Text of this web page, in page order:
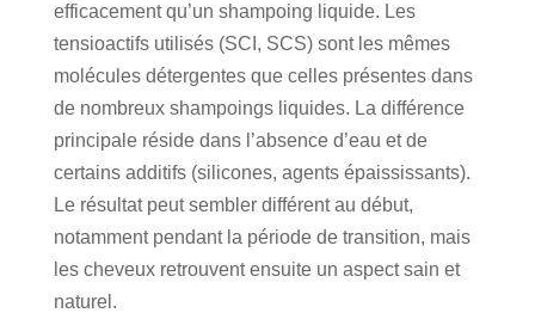
efficacement qu’un shampoing liquide. Les
tensioactifs utilisés (SCI, SCS) sont les mêmes
molécules détergentes que celles présentes dans
de nombreux shampoings liquides. La différence
principale réside dans l’absence d’eau et de
certains additifs (silicones, agents épaississants).
Le résultat peut sembler différent au début,
notamment pendant la période de transition, mais
les cheveux retrouvent ensuite un aspect sain et
naturel.